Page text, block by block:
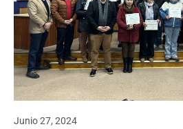
Junio 27, 2024